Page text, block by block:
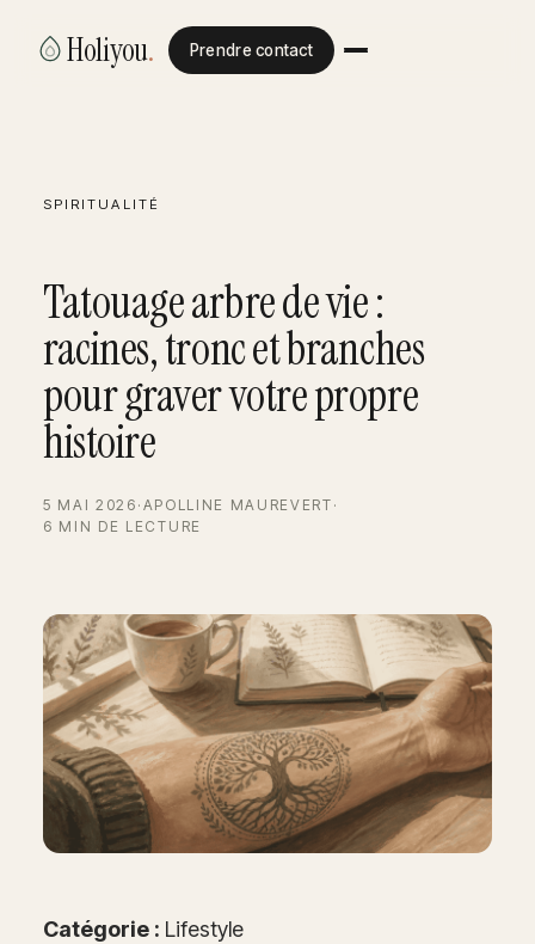
Holiyou. Prendre contact
SPIRITUALITÉ
Tatouage arbre de vie :
racines, tronc et branches
pour graver votre propre
histoire
5 MAI 2026 · APOLLINE MAUREVERT ·
6 MIN DE LECTURE
Catégorie : Lifestyle